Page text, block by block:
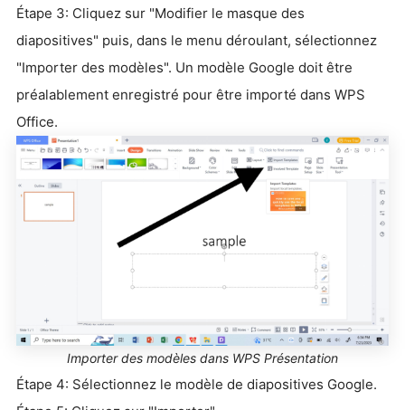
Étape 3: Cliquez sur "Modifier le masque des
diapositives" puis, dans le menu déroulant, sélectionnez
"Importer des modèles". Un modèle Google doit être
préalablement enregistré pour être importé dans WPS
Office.
Importer des modèles dans WPS Présentation
Étape 4: Sélectionnez le modèle de diapositives Google.